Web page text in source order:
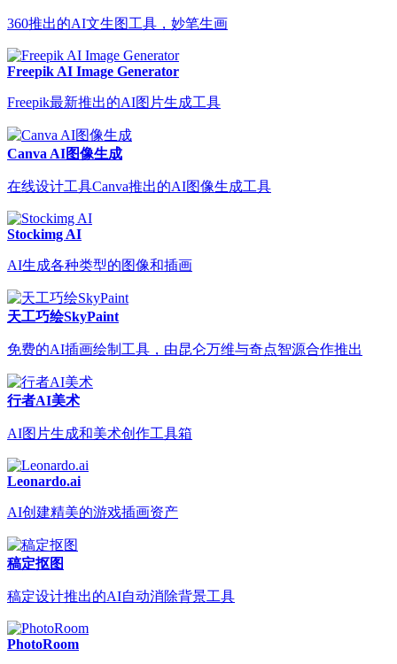
360推出的AI文生图工具，妙笔生画
Freepik AI Image Generator
Freepik最新推出的AI图片生成工具
Canva AI图像生成
在线设计工具Canva推出的AI图像生成工具
Stockimg AI
AI生成各种类型的图像和插画
天工巧绘SkyPaint
免费的AI插画绘制工具，由昆仑万维与奇点智源合作推出
行者AI美术
AI图片生成和美术创作工具箱
Leonardo.ai
AI创建精美的游戏插画资产
稿定抠图
稿定设计推出的AI自动消除背景工具
PhotoRoom